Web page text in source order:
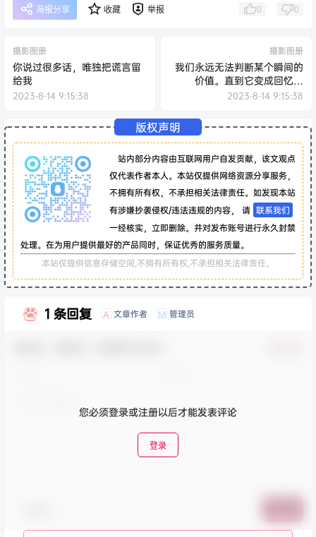
海报分享 收藏 举报 0 0
摄影图册
你说过很多话，唯独把谎言留
给我
2023-8-14 9:15:38
摄影图册
我们永远无法判断某个瞬间的
价值。直到它变成回忆…
2023-8-14 9:15:38
版权声明
站内部分内容由互联网用户自发贡献，该文观点
仅代表作者本人。本站仅提供网络资源分享服务，
不拥有所有权，不承担相关法律责任。如发现本站
有涉嫌抄袭侵权/违法违规的内容， 请 联系我们
一经核实，立即删除。并对发布账号进行永久封禁
处理。在为用户提供最好的产品同时，保证优秀的服务质量。
本站仅提供信息存储空间,不拥有所有权,不承担相关法律责任。
1 条回复 A 文章作者 M 管理员
您必须登录或注册以后才能发表评论
登录